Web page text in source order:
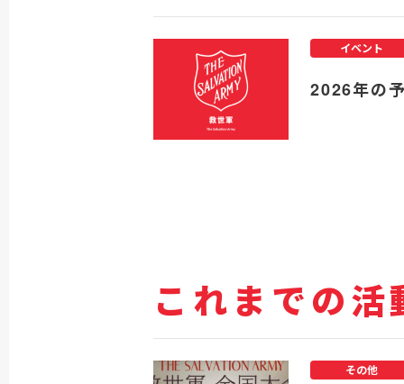
2026年の
イベント
これまでの活
その他